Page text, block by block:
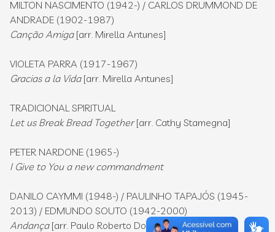
MILTON NASCIMENTO (1942-) / CARLOS DRUMMOND DE
ANDRADE (1902-1987)
Canção Amiga [arr. Mirella Antunes]
VIOLETA PARRA (1917-1967)
Gracias a la Vida [arr. Mirella Antunes]
TRADICIONAL SPIRITUAL
Let us Break Bread Together[arr. Cathy Stamegna]
PETER NARDONE (1965-)
I Give to You a new commandment
DANILO CAYMMI (1948-) / PAULINHO TAPAJÓS (1945-
2013) / EDMUNDO SOUTO (1942-2000)
Andança [arr. Paulo Roberto Domingo]